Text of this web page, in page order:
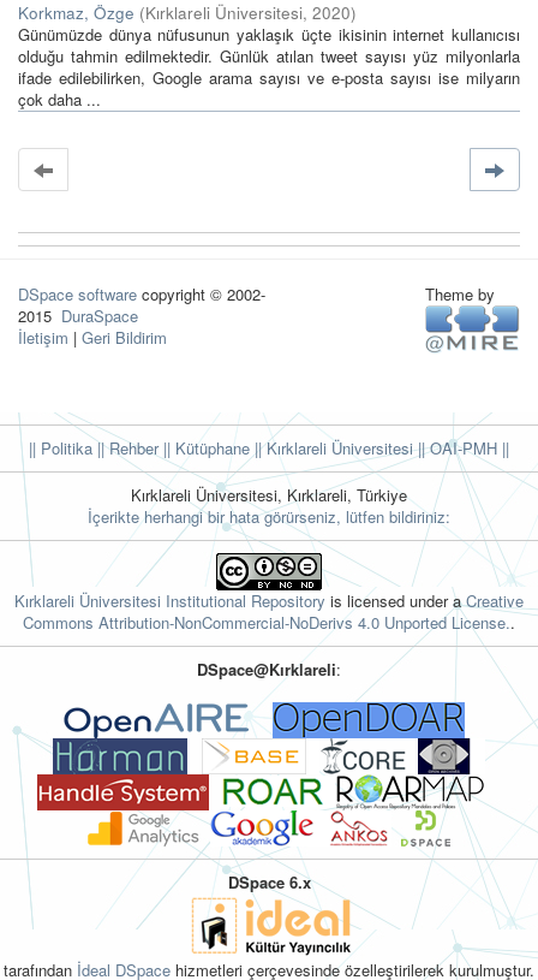
Korkmaz, Özge (Kırklareli Üniversitesi, 2020)
Günümüzde dünya nüfusunun yaklaşık üçte ikisinin internet kullanıcısı
olduğu tahmin edilmektedir. Günlük atılan tweet sayısı yüz milyonlarla
ifade edilebilirken, Google arama sayısı ve e-posta sayısı ise milyarın
çok daha ...
DSpace software copyright © 2002-
2015 DuraSpace
İletişim | Geri Bildirim
Theme by
|| Politika|| Rehber|| Kütüphane || Kırklareli Üniversitesi ||OAI-PMH ||
Kırklareli Üniversitesi, Kırklareli, Türkiye
İçerikte herhangi bir hata görürseniz, lütfen bildiriniz:
Kırklareli Üniversitesi Institutional Repository is licensed under aCreative
Commons Attribution-NonCommercial-NoDerivs 4.0 Unported License..
DSpace@Kırklareli:
DSpace 6.x
tarafından İdeal DSpace hizmetleri çerçevesinde özelleştirilerek kurulmuştur.